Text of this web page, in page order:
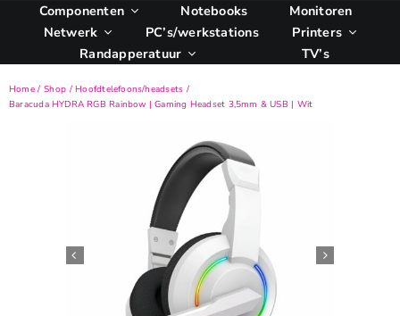
AI Integratie
Hosting
Contact
Componenten Notebooks
Monitoren
Netwerk
PC’s/werkstations
Printers
Randapperatuur
TV’s
Home Shop
Hoofdtelefoons/headsets
Baracuda HYDRA RGB Rainbow | Gaming Headset 3,5mm & USB | Wit